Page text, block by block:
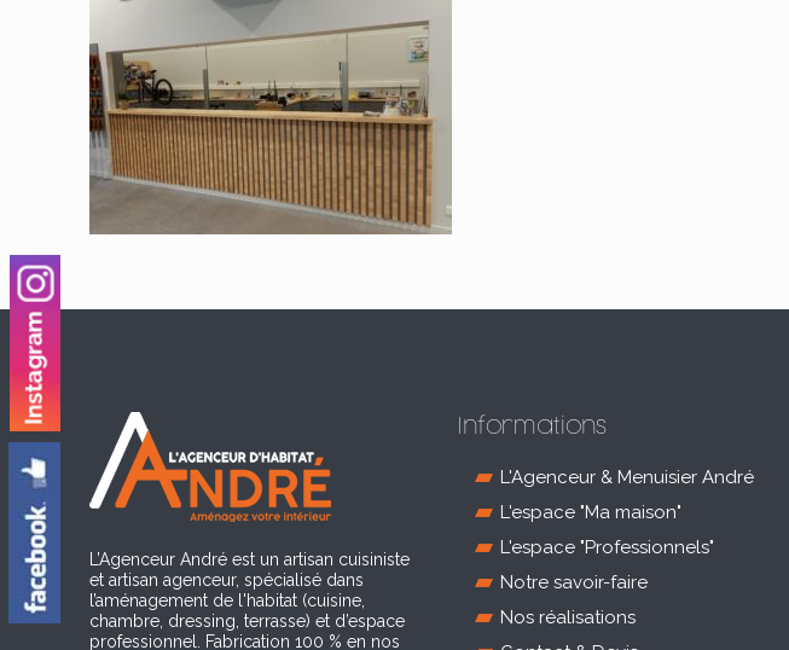
L’Agenceur André est un artisan cuisiniste
et artisan agenceur, spécialisé dans
l’aménagement de l'habitat (cuisine,
chambre, dressing, terrasse) et d’espace
professionnel. Fabrication 100 % en nos
Informations
L'Agenceur & Menuisier André
L'espace "Ma maison"
L'espace "Professionnels"
Notre savoir-faire
Nos réalisations